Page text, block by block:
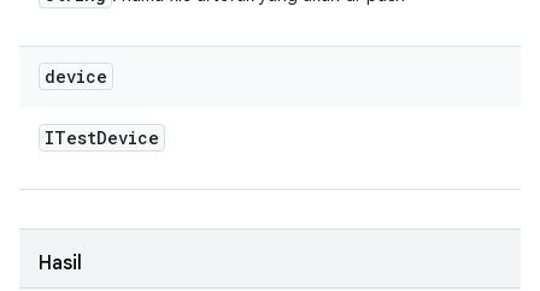
device
ITestDevice
Hasil